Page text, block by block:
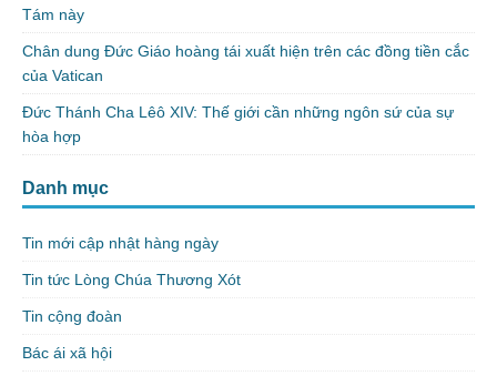
Tám này
Chân dung Đức Giáo hoàng tái xuất hiện trên các đồng tiền cắc
của Vatican
Đức Thánh Cha Lêô XIV: Thế giới cần những ngôn sứ của sự
hòa hợp
Danh mục
Tin mới cập nhật hàng ngày
Tin tức Lòng Chúa Thương Xót
Tin cộng đoàn
Bác ái xã hội